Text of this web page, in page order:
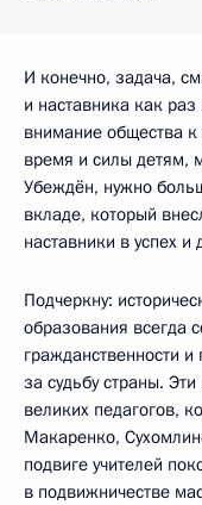
И конечно, задача,
и наставника как
внимание общества
время и силы детям,
Убеждён, нужно
вкладе, который
наставники в успех
Подчеркну:
образования всегда
гражданственности и
за судьбу страны.
великих педагогов,
Макаренко,
подвиге учителей
в подвижничестве